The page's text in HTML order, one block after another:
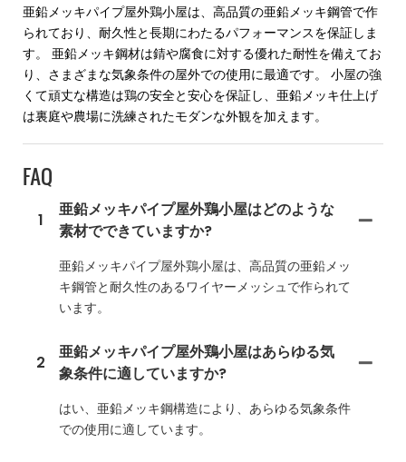
亜鉛メッキパイプ屋外鶏小屋は、高品質の亜鉛メッキ鋼管で作
られており、耐久性と長期にわたるパフォーマンスを保証しま
す。 亜鉛メッキ鋼材は錆や腐食に対する優れた耐性を備えてお
り、さまざまな気象条件の屋外での使用に最適です。 小屋の強
くて頑丈な構造は鶏の安全と安心を保証し、亜鉛メッキ仕上げ
は裏庭や農場に洗練されたモダンな外観を加えます。
FAQ
1
亜鉛メッキパイプ屋外鶏小屋はどのような
素材でできていますか?
亜鉛メッキパイプ屋外鶏小屋は、高品質の亜鉛メッ
キ鋼管と耐久性のあるワイヤーメッシュで作られて
います。
2
亜鉛メッキパイプ屋外鶏小屋はあらゆる気
象条件に適していますか?
はい、亜鉛メッキ鋼構造により、あらゆる気象条件
での使用に適しています。